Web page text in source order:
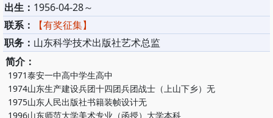
出生： 1956-04-28～
联系：
【有奖征集】
职务： 山东科学技术出版社艺术总监
简介：
1971泰安一中高中学生高中
1974山东生产建设兵团十四团兵团战士（上山下乡）无
1975山东人民出版社书籍装帧设计无
1996山东师范大学美术专业（函授）大学本科